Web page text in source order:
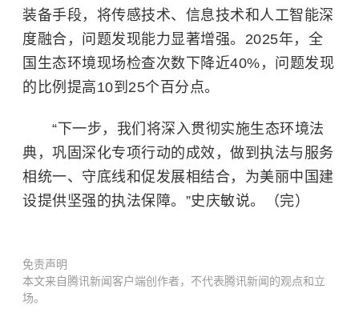
装备手段，将传感技术、信息技术和人工智能深
度融合，问题发现能力显著增强。2025年，全
国生态环境现场检查次数下降近40%，问题发现
的比例提高10到25个百分点。
“下一步，我们将深入贯彻实施生态环境法
典，巩固深化专项行动的成效，做到执法与服务
相统一、守底线和促发展相结合，为美丽中国建
设提供坚强的执法保障。”史庆敏说。（完）
免责声明
本文来自腾讯新闻客户端创作者，不代表腾讯新闻的观点和立
场。